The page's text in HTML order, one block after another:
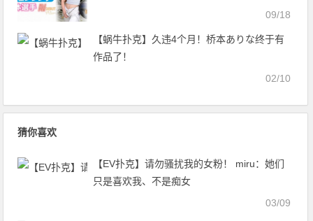
的美少女在淫光幕前流口水！【EV扑克官09/18
【蜗牛扑克】久违4个月！桥本ありな终于有
作品了！
02/10
猜你喜欢
【EV扑克】请勿骚扰我的女粉！ miru：她们
只是喜欢我、不是痴女
03/09